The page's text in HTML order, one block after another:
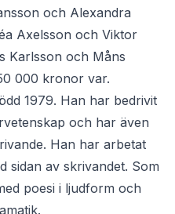
och Alexandra
Axelsson och Viktor
Karlsson och Måns
000 kronor var.
1979. Han har bedrivit
och har även
Han har arbetat
sidan av skrivandet. Som
poesi i ljudform och